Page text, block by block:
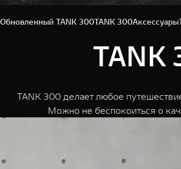
Обновленный TANK 300TANK 300Аксессуары
TANK
TANK 300 делает любое
Можно не беспокоиться о